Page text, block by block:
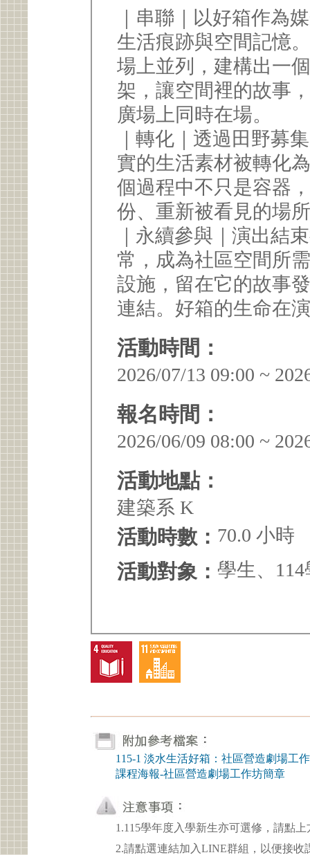
｜串聯｜以好箱作為
生活痕跡與空間記憶
場上並列，建構出一
架，讓空間裡的故事
廣場上同時在場。
｜轉化｜透過田野募
實的生活素材被轉化
個過程中不只是容器
份、重新被看見的場
｜永續參與｜演出結
常，成為社區空間所
設施，留在它的故事
連結。好箱的生命在
活動時間：
2026/07/13 09:00 ~
報名時間：
2026/06/09 08:00 ~
活動地點：
建築系 K
活動時數： 70.0 小時
活動對象： 學生、
115-1 淡水生活好箱：社區營造劇場工
課程海報-社區營造劇場工作坊簡章
1.115學年度入學新生亦可選修，請點
2.請點選連結加入LINE群組，以便接收